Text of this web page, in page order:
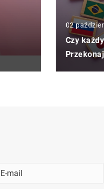
02
Czy